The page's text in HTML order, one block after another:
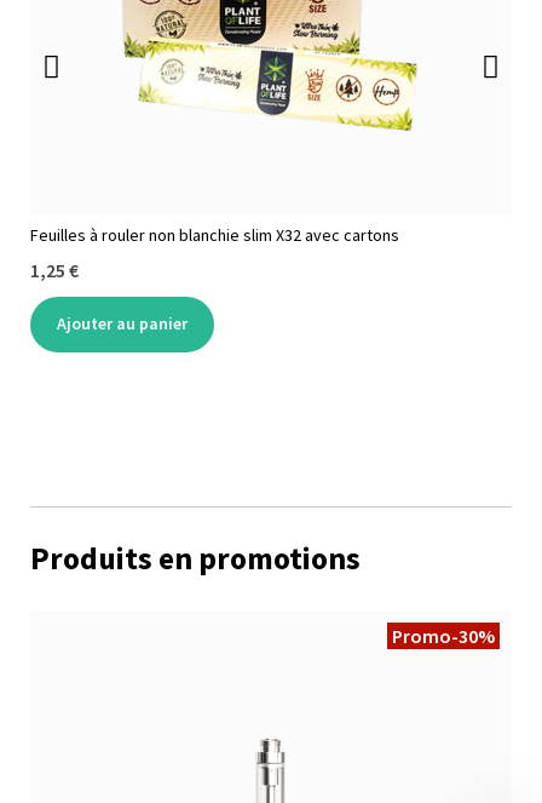
Feuilles à rouler non blanchie slim X32 avec cartons
1,25 €
Ajouter au panier
Produits en promotions
Promo-30%